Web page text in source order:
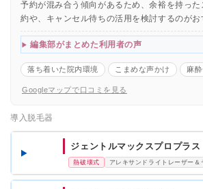
予約が混み合う傾向があるため、余裕を持っ
約や、キャンセル待ちの活用を検討するのがお
編集部がまとめた利用者の声
落ち着いた院内環境 こまめな声かけ 麻
Googleマップで口コミを見る
導入脱毛器
ジェントルマックスプロプラス
熱破壊式 アレキサンドライトレーザー＆